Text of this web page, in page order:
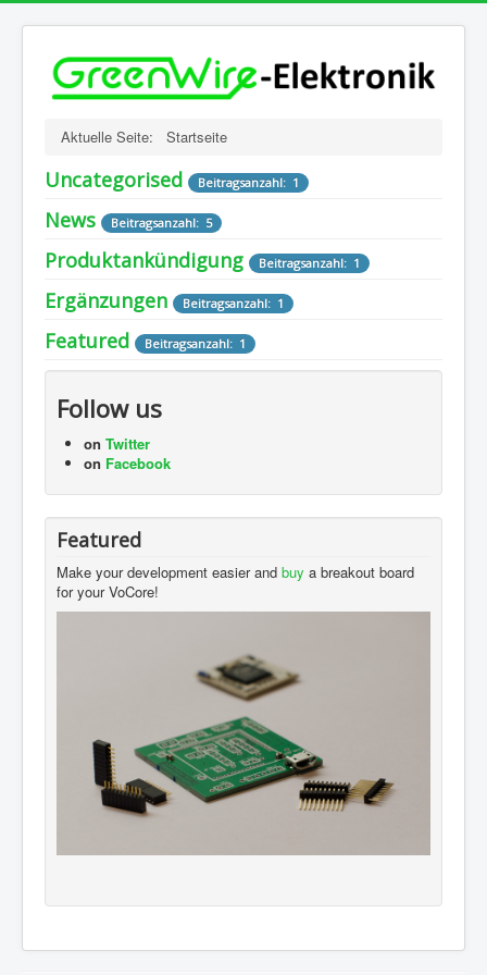
Aktuelle Seite: Startseite
Uncategorised Beitragsanzahl: 1
News Beitragsanzahl: 5
Produktankündigung Beitragsanzahl: 1
Ergänzungen Beitragsanzahl: 1
Featured Beitragsanzahl: 1
Follow us
on Twitter
on Facebook
Featured
Make your development easier and buy a breakout board
for your VoCore!